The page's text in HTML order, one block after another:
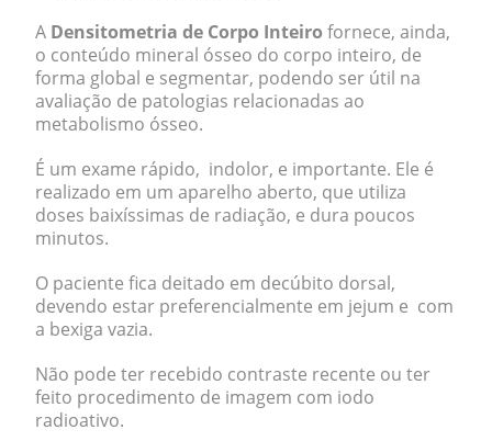
A Densitometria de Corpo Inteiro fornece, ainda,
o conteúdo mineral ósseo do corpo inteiro, de
forma global e segmentar, podendo ser útil na
avaliação de patologias relacionadas ao
metabolismo ósseo.
É um exame rápido, indolor, e importante. Ele é
realizado em um aparelho aberto, que utiliza
doses baixíssimas de radiação, e dura poucos
minutos.
O paciente fica deitado em decúbito dorsal,
devendo estar preferencialmente em jejum e com
a bexiga vazia.
Não pode ter recebido contraste recente ou ter
feito procedimento de imagem com iodo
radioativo.